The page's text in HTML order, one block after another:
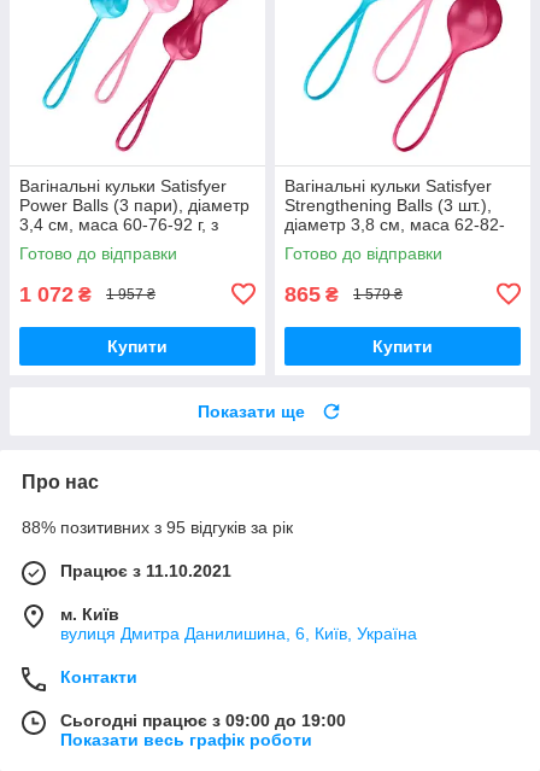
Вагінальні кульки Satisfyer
Power Balls (3 пари), діаметр
3,4 см, маса 60-76-92 г, з
кулькою всередині Вібратори
мастурбатори
Готово до відправки
1 072 ₴ 1 957 ₴
Купити
Вагінальні кульки Satisfyer
Strengthening Balls (3 шт.),
діаметр 3,8 см, маса 62-82-
98г, монолітні Вібратори
мастурбатори
Готово до відправки
865 ₴ 1 579 ₴
Купити
Показати ще
Про нас
88% позитивних з 95 відгуків за рік
Працює з 11.10.2021
м. Київ
вулиця Дмитра Данилишина, 6, Київ, Україна
Контакти
Сьогодні працює з 09:00 до 19:00
Показати весь графік роботи